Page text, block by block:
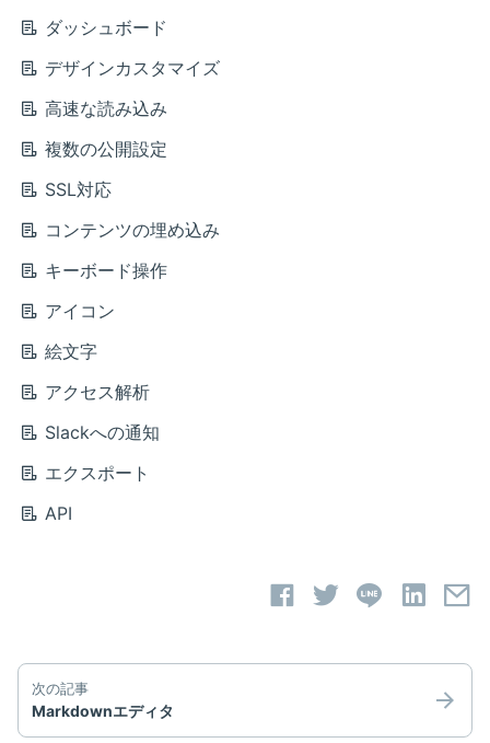
ダッシュボード
デザインカスタマイズ
高速な読み込み
複数の公開設定
SSL対応
コンテンツの埋め込み
キーボード操作
アイコン
絵文字
アクセス解析
Slackへの通知
エクスポート
API
次の記事
Markdownエディタ